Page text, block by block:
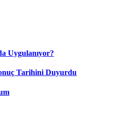
Uygulanıyor?
Tarihini Duyurdu